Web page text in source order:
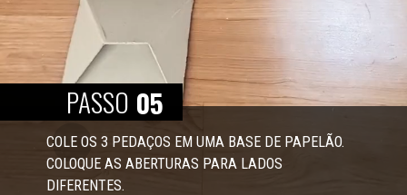
05
COLE OS 3 PEDAÇOS EM UMA BASE DE PAPELÃO.
COLOQUE AS ABERTURAS PARA LADOS
DIFERENTES.
PASSO